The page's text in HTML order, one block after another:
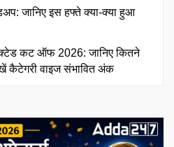
जानिए इस हफ्ते क्या-क्या हुआ
कट ऑफ 2026: जानिए कितने
कैटेगरी वाइज संभावित अंक